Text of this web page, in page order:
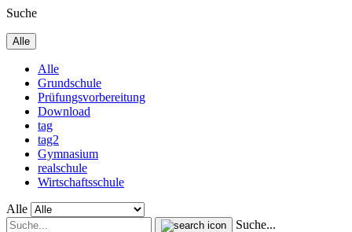
Suche
Alle
Alle
Grundschule
Prüfungsvorbereitung
Download
tag
tag2
Gymnasium
realschule
Wirtschaftsschule
Alle
Suche...